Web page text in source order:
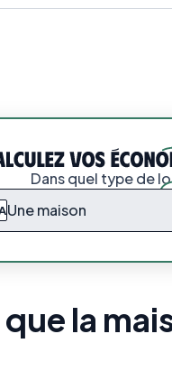
Dans quel type de
Une maison
la